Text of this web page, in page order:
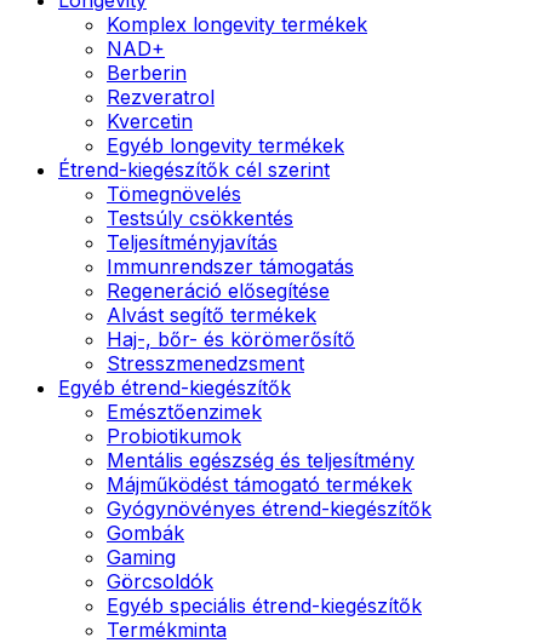
Komplex longevity termékek
NAD+
Berberin
Rezveratrol
Kvercetin
Egyéb longevity termékek
Étrend-kiegészítők cél szerint
Tömegnövelés
Testsúly csökkentés
Teljesítményjavítás
Immunrendszer támogatás
Regeneráció elősegítése
Alvást segítő termékek
Haj-, bőr- és körömerősítő
Stresszmenedzsment
Egyéb étrend-kiegészítők
Emésztőenzimek
Probiotikumok
Mentális egészség és teljesítmény
Májműködést támogató termékek
Gyógynövényes étrend-kiegészítők
Gombák
Gaming
Görcsoldók
Egyéb speciális étrend-kiegészítők
Termékminta